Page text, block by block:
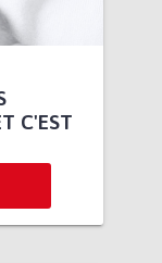
C'EST